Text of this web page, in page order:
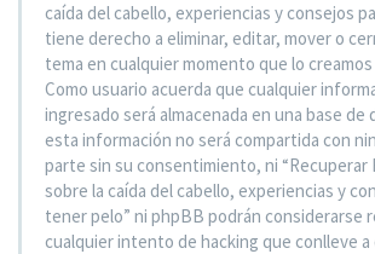
caída del cabello, experiencias y consejos
tiene derecho a eliminar, editar, mover o
tema en cualquier momento que lo
Como usuario acuerda que cualquier
ingresado será almacenada en una base de
esta información no será compartida con
parte sin su consentimiento, ni “Recuperar
sobre la caída del cabello, experiencias y
tener pelo” ni phpBB podrán considerarse
cualquier intento de hacking que conlleve